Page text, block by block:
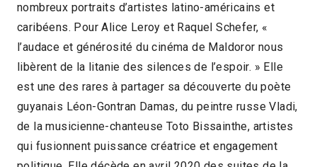
nombreux portraits d’artistes latino-américains et
caribéens. Pour Alice Leroy et Raquel Schefer, «
l’audace et générosité du cinéma de Maldoror nous
libèrent de la litanie des silences de l’espoir. » Elle
est une des rares à partager sa découverte du poète
guyanais Léon-Gontran Damas, du peintre russe Vladi,
de la musicienne-chanteuse Toto Bissainthe, artistes
qui fusionnent puissance créatrice et engagement